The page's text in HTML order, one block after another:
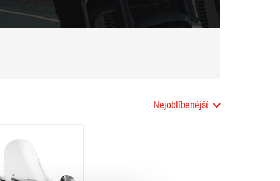
Nejoblíbenější